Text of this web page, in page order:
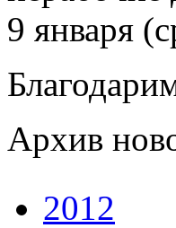
9 января
Архив
2012